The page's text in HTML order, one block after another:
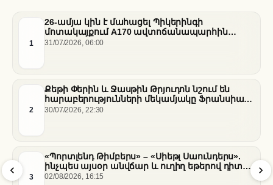
1
26-ամյա կին է մահացել Պիկերինգի
մոտակայքում A170 ավտոճանապարհին
տեղի ունեցած վթարի հետևանքով
31/07/2026, 06:00
2
Քեթի Փերին և Ջասթին Թրյուդոն նշում են
հարաբերությունների մեկամյակը Ֆրանսիայի
հարավում
30/07/2026, 22:30
3
«Պորտլենդ Թիմբերս» – «Սիեթլ Սաունդերս».
ինչպես այսօր անվճար և ուղիղ եթերով դիտել
հանդիպումը
02/08/2026, 16:15